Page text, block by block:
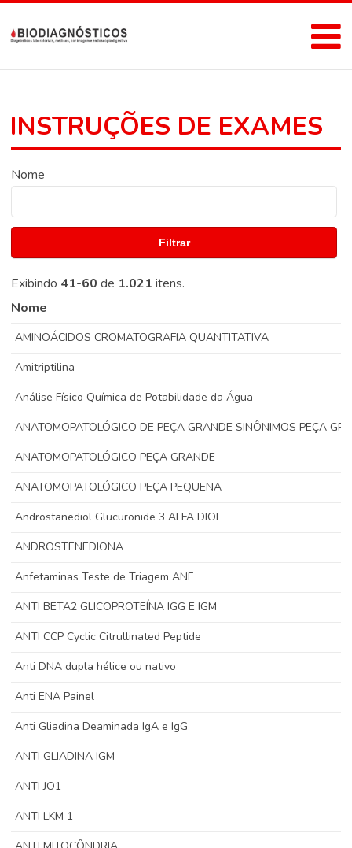
INSTRUÇÕES DE EXAMES
Nome
Filtrar
Exibindo 41-60 de 1.021 itens.
Nome
AMINOÁCIDOS CROMATOGRAFIA QUANTITATIVA
Amitriptilina
Análise Físico Química de Potabilidade da Água
ANATOMOPATOLÓGICO DE PEÇA GRANDE SINÔNIMOS PEÇA
ANATOMOPATOLÓGICO PEÇA GRANDE
ANATOMOPATOLÓGICO PEÇA PEQUENA
Androstanediol Glucuronide 3 ALFA DIOL
ANDROSTENEDIONA
Anfetaminas Teste de Triagem ANF
ANTI BETA2 GLICOPROTEÍNA IGG E IGM
ANTI CCP Cyclic Citrullinated Peptide
Anti DNA dupla hélice ou nativo
Anti ENA Painel
Anti Gliadina Deaminada IgA e IgG
ANTI GLIADINA IGM
ANTI JO1
ANTI LKM 1